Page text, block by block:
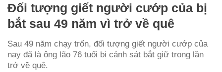
Đối tượng giết người cướp của bị
bắt sau 49 năm vì trở về quê
Sau 49 năm chạy trốn, đối tượng giết người cướp của
nay đã là ông lão 76 tuổi bị cảnh sát bắt giữ trong lần
trở về quê.